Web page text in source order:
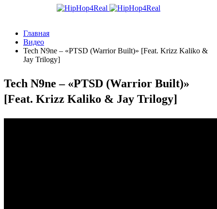
Главная
Видео
Tech N9ne – «PTSD (Warrior Built)» [Feat. Krizz Kaliko &
Jay Trilogy]
Tech N9ne – «PTSD (Warrior Built)»
[Feat. Krizz Kaliko & Jay Trilogy]